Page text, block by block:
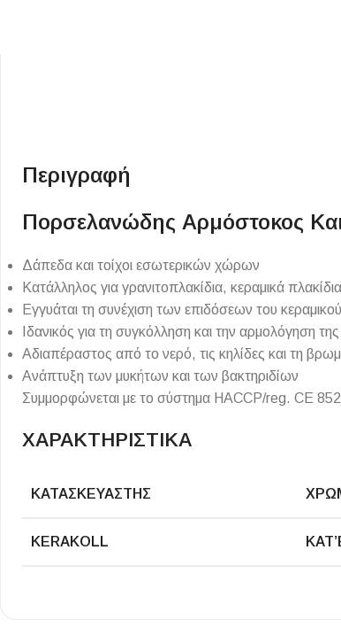
Εσωτερικού Χώρου
Ντεκόρ - Μπάνιου
Τοίχου - Δαπέδου Μπάνιου
Επένδυσης Τοίχου
Ψηφίδες
Ειδικά Τεμάχια
Ξύλο
Μάρμαρο
Περιγραφή
Πορσελανώδης Αρμόστοκος
Δάπεδα και τοίχοι εσωτερικών χώρων
Κατάλληλος για γρανιτοπλακίδια, κεραμικά
Εγγυάται τη συνέχιση των επιδόσεων του
Ιδανικός για τη συγκόλληση και την αρμολόγηση
Αδιαπέραστος από το νερό, τις κηλίδες και τη
Aνάπτυξη των μυκήτων και των βακτηριδίων
Συμμορφώνεται με το σύστημα HACCP/reg. CE
ΧΑΡΑΚΤΗΡΙΣΤΙΚΑ
ΚΑΤΑΣΚΕΥΑΣΤΉΣ
KERAKOLL